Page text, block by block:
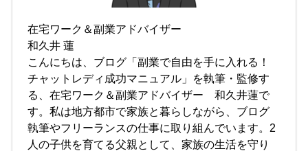
在宅ワーク＆副業アドバイザー
和久井 蓮
こんにちは、ブログ「副業で自由を手に入れる！
チャットレディ成功マニュアル」を執筆・監修す
る、在宅ワーク＆副業アドバイザー 和久井蓮で
す。私は地方都市で家族と暮らしながら、ブログ
執筆やフリーランスの仕事に取り組んでいます。2
人の子供を育てる父親として、家族の生活を守り